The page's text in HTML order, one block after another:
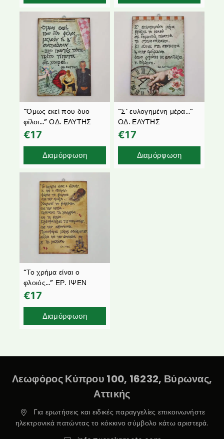
“Όμως εκεί που δυο
φίλοι…” ΟΔ. ΕΛΥΤΗΣ
€17
Διαμόρφωση
“Σ’ ευλογημένη μέρα…”
ΟΔ. ΕΛΥΤΗΣ
€17
Διαμόρφωση
“Το χρήμα είναι ο
φλοιός…” ΕΡ. ΙΨΕΝ
€17
Διαμόρφωση
Λεωφόρος Κύπρου 100, 16232, Βύρωνας,
Αττικής
Για ερωτήσεις και ειδικές παραγγελίες επικοινωνήστε
ηλεκτρονικά πατώντας το κόκκινο σύμβολο κάτω αριστερά.